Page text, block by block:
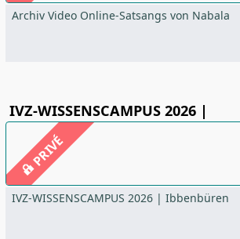
Archiv Video Online-Satsangs von Nabala
IVZ-WISSENSCAMPUS 2026 |
PRIVÉ
IVZ-WISSENSCAMPUS 2026 | Ibbenbüren